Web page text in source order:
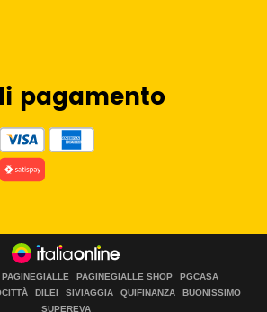
pagamento
PAGINEGIALLE PAGINEGIALLE SHOP
PGCASA
DILEI SIVIAGGIA QUIFINANZA
BUONISSIMO
SUPEREVA